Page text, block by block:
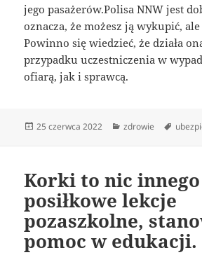
jego pasażerów.Polisa NNW jest
oznacza, że możesz ją wykupić,
Powinno się wiedzieć, że działa
przypadku uczestniczenia w
ofiarą, jak i sprawcą.
Data
25 czerwca 2022 Kategorie
zdrowie Tagi
Korki to nic
posiłkowe lekcje
pozaszkolne,
pomoc w edukacji.